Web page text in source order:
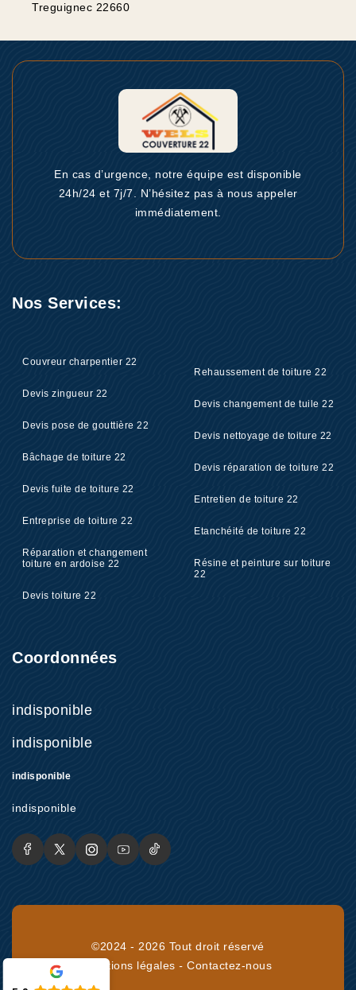
Treguignec 22660
En cas d’urgence, notre équipe est disponible
24h/24 et 7j/7. N’hésitez pas à nous appeler
immédiatement.
Nos Services:
Couvreur charpentier 22
Devis zingueur 22
Devis pose de gouttière 22
Bâchage de toiture 22
Devis fuite de toiture 22
Entreprise de toiture 22
Réparation et changement
toiture en ardoise 22
Devis toiture 22
Rehaussement de toiture 22
Devis changement de tuile 22
Devis nettoyage de toiture 22
Devis réparation de toiture 22
Entretien de toiture 22
Etanchéité de toiture 22
Résine et peinture sur toiture
22
Coordonnées
indisponible
indisponible
indisponible
indisponible
©2024 - 2026 Tout droit réservé
Mentions légales -Contactez-nous